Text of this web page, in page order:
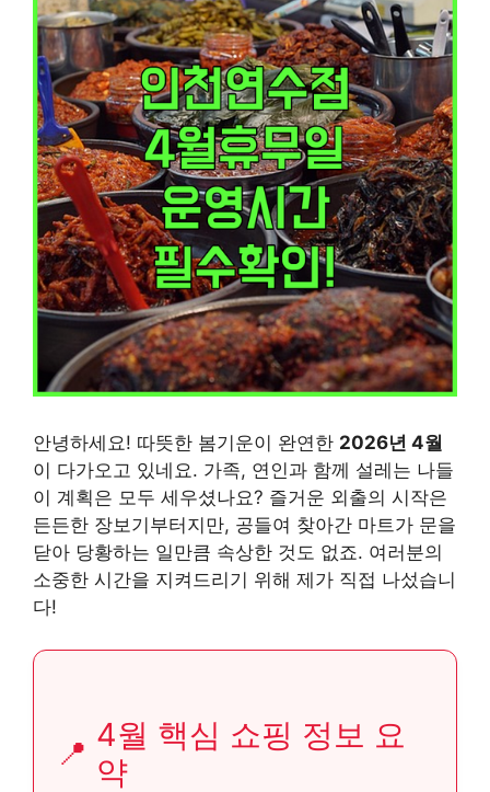
안녕하세요! 따뜻한 봄기운이 완연한 2026년 4월
이 다가오고 있네요. 가족, 연인과 함께 설레는 나들
이 계획은 모두 세우셨나요? 즐거운 외출의 시작은
든든한 장보기부터지만, 공들여 찾아간 마트가 문을
닫아 당황하는 일만큼 속상한 것도 없죠. 여러분의
소중한 시간을 지켜드리기 위해 제가 직접 나섰습니
다!
📍 4월 핵심 쇼핑 정보 요
약